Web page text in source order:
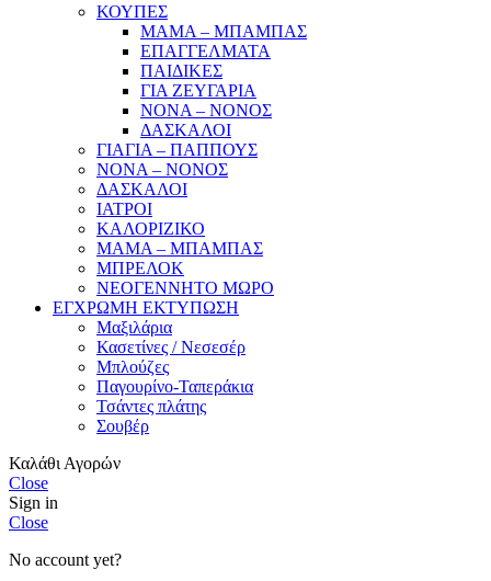
ΚΟΥΠΕΣ
ΜΑΜΑ – ΜΠΑΜΠΑΣ
ΕΠΑΓΓΕΛΜΑΤΑ
ΠΑΙΔΙΚΕΣ
ΓΙΑ ΖΕΥΓΑΡΙΑ
ΝΟΝΑ – ΝΟΝΟΣ
ΔΑΣΚΑΛΟΙ
ΓΙΑΓΙΑ – ΠΑΠΠΟΥΣ
ΝΟΝΑ – ΝΟΝΟΣ
ΔΑΣΚΑΛΟΙ
ΙΑΤΡΟΙ
ΚΑΛΟΡΙΖΙΚΟ
ΜΑΜΑ – ΜΠΑΜΠΑΣ
ΜΠΡΕΛΟΚ
ΝΕΟΓΕΝΝΗΤΟ ΜΩΡΟ
ΕΓΧΡΩΜΗ ΕΚΤΥΠΩΣΗ
Μαξιλάρια
Κασετίνες / Νεσεσέρ
Μπλούζες
Παγουρίνο-Ταπεράκια
Τσάντες πλάτης
Σουβέρ
Καλάθι Αγορών
Close
Sign in
Close
No account yet?